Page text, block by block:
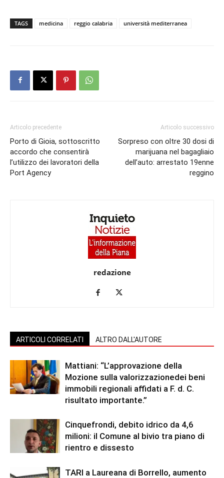
TAGS medicina reggio calabria università mediterranea
Articolo precedente
Porto di Gioia, sottoscritto
accordo che consentirà
l’utilizzo dei lavoratori della
Port Agency
Articolo successivo
Sorpreso con oltre 30 dosi di
marijuana nel bagagliaio
dell’auto: arrestato 19enne
reggino
redazione
ARTICOLI CORRELATI ALTRO DALL'AUTORE
Mattiani: “L’approvazione della
Mozione sulla valorizzazionedei beni
immobili regionali affidati a F. d. C.
risultato importante.”
Cinquefrondi, debito idrico da 4,6
milioni: il Comune al bivio tra piano di
rientro e dissesto
TARI a Laureana di Borrello, aumento